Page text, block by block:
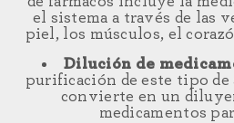
el sistema a través de las
piel, los músculos, el
Dilución de
purificación de este tipo de
convierte en un
medicamentos